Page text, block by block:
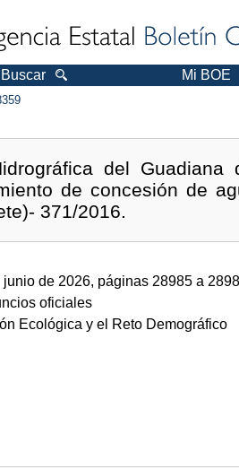
Buscar Mi BOE
del Guadiana
de concesión de
371/2016.
junio de 2026, páginas 28985 a
oficiales
Ecológica y el Reto Demográfico